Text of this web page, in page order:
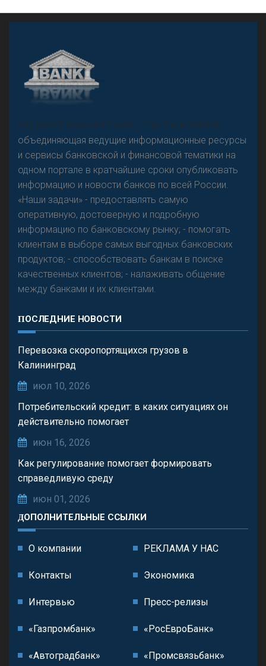
Резкого разворота на рынке автокредитов не
предвидится - «Интервью»
«Н
овости Банков России» – группа компаний,
объединяющая ведущие информационные ресурсы
и сервисы банковской и финансовой тематики на
одном портале в кратчайшие сроки опубликовать
информацию и новости банков по всей России.
«Наши задачи» - предоставлять самую
оперативную, достоверную и подробную
информацию по банковскому рынку; - помогать
клиентам в выборе самых выгодных банковских
продуктов; - способствовать банкам в поиске
качественных клиентов; - налаживать общение
между банками и их клиентами.
ПОСЛЕДНИЕ НОВОСТИ
Перевозка скоропортящихся грузов в
Калининград
июл 10, 2026
Потребительский кредит: в каких ситуациях он
действительно помогает
июн 16, 2026
Как регулирование помогает формировать
справедливую среду
июн 01, 2026
ДОПОЛНИТЕЛЬНЫЕ ССЫЛКИ
О компании РЕКЛАМА У НАС
Контакты Экономика
Интервью Пресс-релизы
«Газпромбанк» «РосЕвроБанк»
«Автоградбанк» «Промсвязьбанк»